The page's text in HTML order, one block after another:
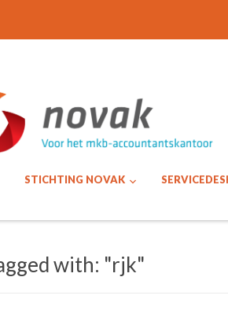
STICHTING NOVAK
with: "rjk"